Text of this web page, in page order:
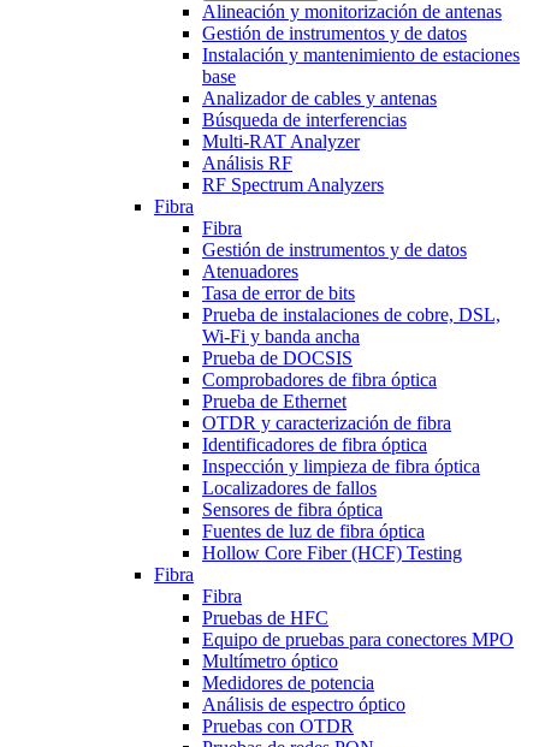
Alineación y monitorización de antenas
Gestión de instrumentos y de datos
Instalación y mantenimiento de estaciones
base
Analizador de cables y antenas
Búsqueda de interferencias
Multi-RAT Analyzer
Análisis RF
RF Spectrum Analyzers
Fibra
Fibra
Gestión de instrumentos y de datos
Atenuadores
Tasa de error de bits
Prueba de instalaciones de cobre, DSL,
Wi-Fi y banda ancha
Prueba de DOCSIS
Comprobadores de fibra óptica
Prueba de Ethernet
OTDR y caracterización de fibra
Identificadores de fibra óptica
Inspección y limpieza de fibra óptica
Localizadores de fallos
Sensores de fibra óptica
Fuentes de luz de fibra óptica
Hollow Core Fiber (HCF) Testing
Fibra
Fibra
Pruebas de HFC
Equipo de pruebas para conectores MPO
Multímetro óptico
Medidores de potencia
Análisis de espectro óptico
Pruebas con OTDR